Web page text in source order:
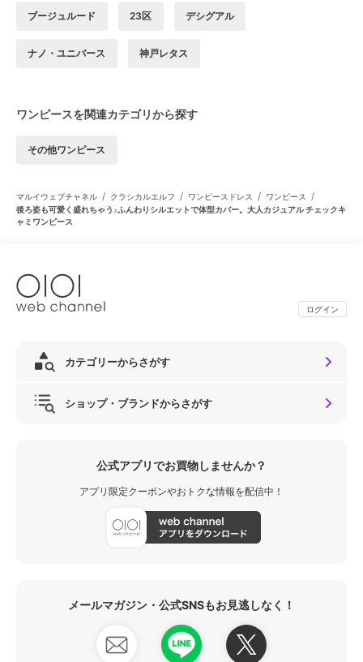
ブージュルード 23区 デシグアル
ナノ・ユニバース 神戸レタス
ワンピースを関連カテゴリから探す
その他ワンピース
マルイウェブチャネル / クラシカルエルフ / ワンピースドレス / ワンピース /
後ろ姿も可愛く盛れちゃう♪ふんわりシルエットで体型カバー。大人カジュアル チェックキ
ャミワンピース
ログイン
カテゴリーからさがす
ショップ・ブランドからさがす
公式アプリでお買物しませんか？
アプリ限定クーポンやおトクな情報を配信中！
メールマガジン・公式SNSもお見逃しなく！